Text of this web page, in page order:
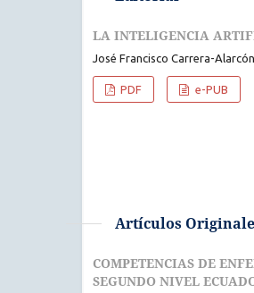
LA INTELIGENCIA
José Francisco Carrera-
PDF e-PUB
Artículos
COMPETENCIAS DE
SEGUNDO NIVEL